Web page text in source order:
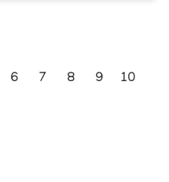
6 7 8 9 10